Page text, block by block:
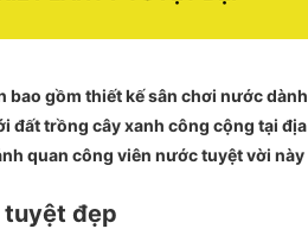
bao gồm thiết kế sân chơi nước dành
đất trồng cây xanh công cộng tại địa
quan công viên nước tuyệt vời này
tuyệt đẹp